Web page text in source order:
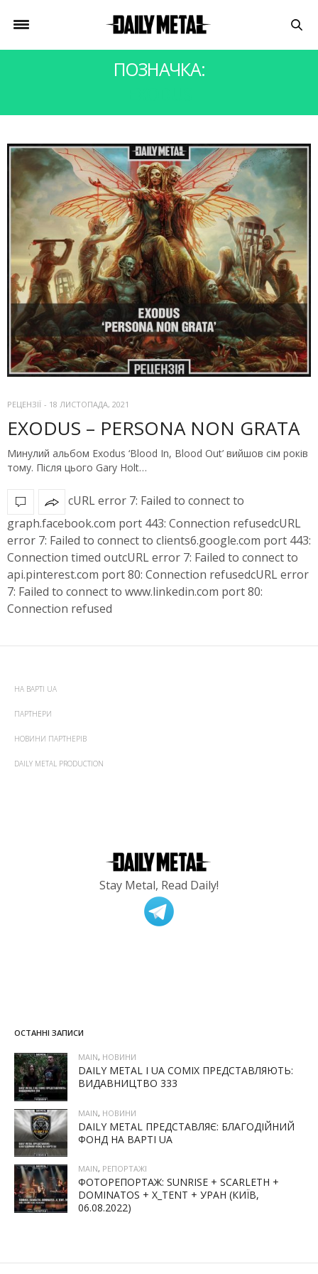
ПОЗНАЧКА:
РЕЦЕНЗІЇ - 18 ЛИСТОПАДА, 2021
EXODUS – PERSONA NON GRATA
Минулий альбом Exodus ‘Blood In, Blood Out’ вийшов сім років
тому. Після цього Gary Holt…
cURL error 7: Failed to connect to
graph.facebook.com port 443: Connection refusedcURL
error 7: Failed to connect to clients6.google.com port 443:
Connection timed outcURL error 7: Failed to connect to
api.pinterest.com port 80: Connection refusedcURL error
7: Failed to connect to www.linkedin.com port 80:
Connection refused
НА ВАРТІ UA
ПАРТНЕРИ
НОВИНИ ПАРТНЕРІВ
DAILY METAL PRODUCTION
Stay Metal, Read Daily!
ОСТАННІ ЗАПИСИ
MAIN, НОВИНИ
DAILY METAL І UA COMIX ПРЕДСТАВЛЯЮТЬ:
ВИДАВНИЦТВО 333
MAIN, НОВИНИ
DAILY METAL ПРЕДСТАВЛЯЄ: БЛАГОДІЙНИЙ
ФОНД НА ВАРТІ UA
MAIN, РЕПОРТАЖІ
ФОТОРЕПОРТАЖ: SUNRISE + SCARLETH +
DOMINATOS + X_TENT + УРАН (КИЇВ,
06.08.2022)